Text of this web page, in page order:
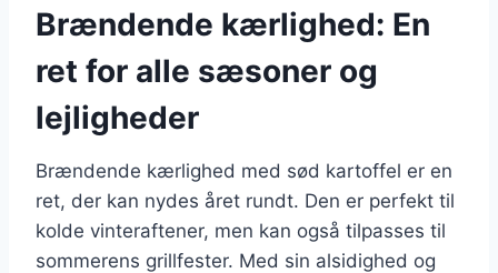
Brændende kærlighed: En
ret for alle sæsoner og
lejligheder
Brændende kærlighed med sød kartoffel er en
ret, der kan nydes året rundt. Den er perfekt til
kolde vinteraftener, men kan også tilpasses til
sommerens grillfester. Med sin alsidighed og